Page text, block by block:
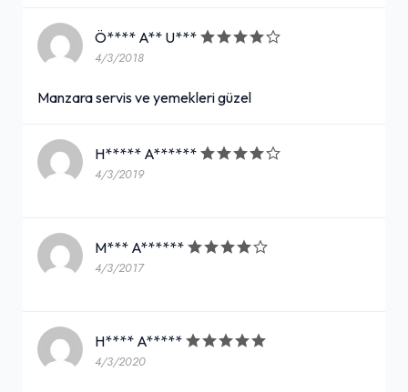
Ö**** A** U***
4/3/2018
Manzara servis ve yemekleri güzel
H***** A******
4/3/2019
M*** A******
4/3/2017
H**** A*****
4/3/2020